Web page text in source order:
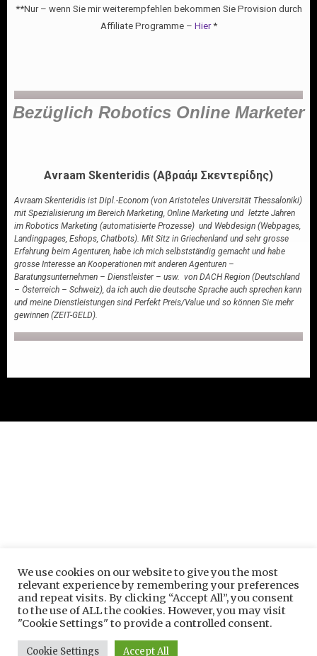
**Nur – wenn Sie mir weiterempfehlen bekommen Sie Provision durch
Affiliate Programme – Hier*
Bezüglich Robotics Online Marketer
Avraam Skenteridis (Αβραάμ Σκεντερίδης)
Avraam Skenteridis ist Dipl.-Econom (von Aristoteles Universität Thessaloniki)
mit Spezialisierung im Bereich Marketing, Online Marketing und letzte Jahren
im Robotics Marketing (automatisierte Prozesse) und Webdesign (Webpages,
Landingpages, Eshops, Chatbots). Mit Sitz in Griechenland und sehr grosse
Erfahrung beim Agenturen, habe ich mich selbstständig gemacht und habe
grosse Interesse an Kooperationen mit anderen Agenturen –
Baratungsunternehmen – Dienstleister – usw. von DACH Region (Deutschland
– Österreich – Schweiz), da ich auch die deutsche Sprache auch sprechen kann
und meine Dienstleistungen sind Perfekt Preis/Value und so können Sie mehr
gewinnen (ZEIT-GELD).
We use cookies on our website to give you the most
relevant experience by remembering your preferences
and repeat visits. By clicking “Accept All”, you consent
to the use of ALL the cookies. However, you may visit
"Cookie Settings" to provide a controlled consent.
Cookie Settings Accept All